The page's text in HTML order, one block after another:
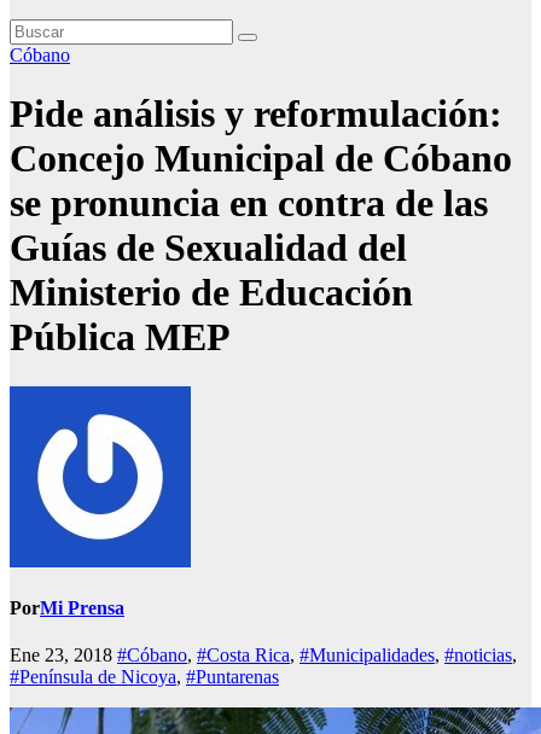
Cóbano
Pide análisis y reformulación:
Concejo Municipal de Cóbano
se pronuncia en contra de las
Guías de Sexualidad del
Ministerio de Educación
Pública MEP
PorMi Prensa
Ene 23, 2018 #Cóbano, #Costa Rica, #Municipalidades, #noticias,
#Península de Nicoya, #Puntarenas